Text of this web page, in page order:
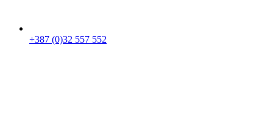
+387 (0)32 557 552